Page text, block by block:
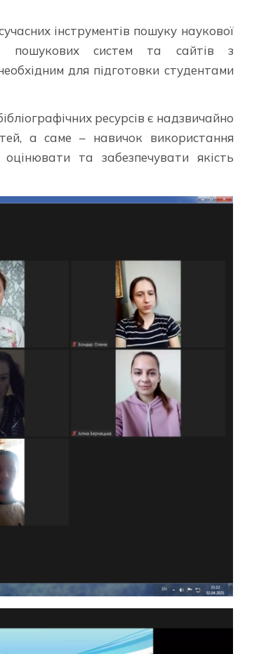
інструментів пошуку наукової
пошукових систем та сайтів з
для підготовки студентами
ресурсів є надзвичайно
а саме – навичок використання
та забезпечувати якість